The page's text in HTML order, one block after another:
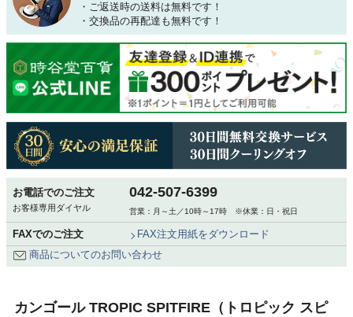
・ご返送時の送料は無料です！
・交換品の再配達も無料です！
お電話でのご注文
お客様専用ダイヤル
042-507-6399
営業：月～土／10時～17時 ※休業：日・祝日
FAXでのご注文
FAX注文用紙をダウンロード
商品についてのお問い合わせ
カンゴール TROPIC SPITFIRE（トロピック スピ